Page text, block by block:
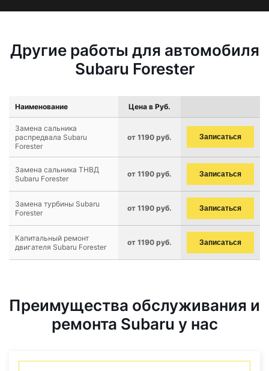
Другие работы для автомобиля
Subaru Forester
Наименование Цена в Руб.
Замена сальника
распредвала Subaru
Forester
от 1190 руб. Записаться
Замена сальника ТНВД
Subaru Forester
от 1190 руб. Записаться
Замена турбины Subaru
Forester
от 1190 руб. Записаться
Капитальный ремонт
двигателя Subaru Forester
от 1190 руб. Записаться
Преимущества обслуживания и
ремонта Subaru у нас